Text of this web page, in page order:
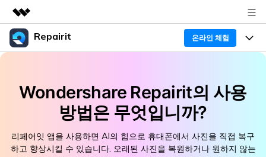
주요 제품
개요
회사 소개
Repairit 온라인 체험
리페어릿 AI
크로스 플랫폼 AI 복원 및 향상 도구
기능
AI 보정
Wondershare Repairit의 사용
방법은 무엇입니까?
리페어잇 앱을 사용하면 AI의 힘으로 휴대폰에서 사진을 직접 복구
하고 향상시킬 수 있습니다. 오래된 사진을 복원하거나 원하지 않는